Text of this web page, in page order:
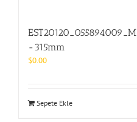
-315mm
$0.00
Sepete Ekle